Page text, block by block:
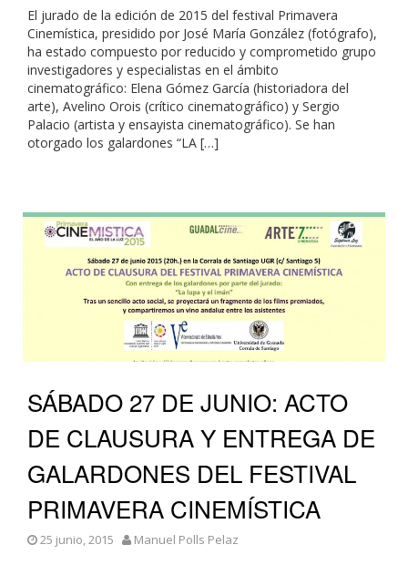
El jurado de la edición de 2015 del festival Primavera
Cinemística, presidido por José María González (fotógrafo),
ha estado compuesto por reducido y comprometido grupo
investigadores y especialistas en el ámbito
cinematográfico: Elena Gómez García (historiadora del
arte), Avelino Orois (crítico cinematográfico) y Sergio
Palacio (artista y ensayista cinematográfico). Se han
otorgado los galardones “LA […]
SÁBADO 27 DE JUNIO: ACTO
DE CLAUSURA Y ENTREGA DE
GALARDONES DEL FESTIVAL
PRIMAVERA CINEMÍSTICA
25 junio, 2015 Manuel Polls Pelaz